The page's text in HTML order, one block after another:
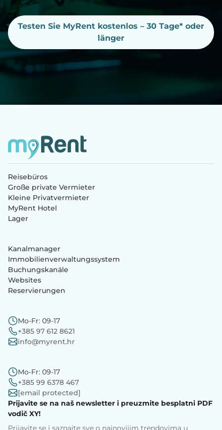
Testen Sie MyRent kostenlos – 30 Tage* oder
länger
Reisebüros
Große private Vermieter
Kleine Privatvermieter
MyRent Hotel
Lager
Kanalmanager
Immobilienverwaltungssystem
Buchungskanäle
Websites
Reservierungen
Mo-Fr: 09-17
+385 97 612 8621
info@myrent.hr
Mo-Fr: 09-17
+385 99 6378 467
[email protected]
Prijavite se na naš newsletter i preuzmite besplatni PDF
vodič XY!
Prijavite se i saznajte sve o najnovijim trendovima u